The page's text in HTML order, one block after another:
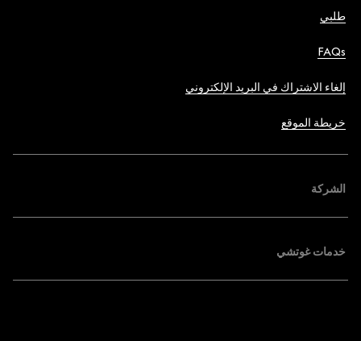
طلبي
FAQs
إلغاء الاشتراك في البريد الإلكتروني
خريطة الموقع
الشركة
خدمات غوتشي